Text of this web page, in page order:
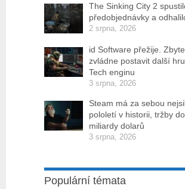
The Sinking City 2
předobjednávky a
2 srpna, 2026
id Software přežije.
zvládne postavit další
Tech enginu
3 srpna, 2026
Steam má za sebou
pololetí v historii, tržby
miliardy dolarů
3 srpna, 2026
Populární témata